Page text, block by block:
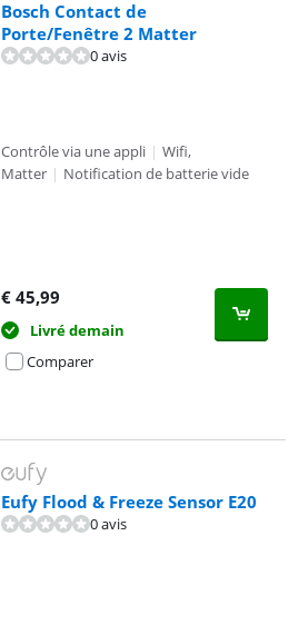
Bosch Contact de
Porte/Fenêtre 2 Matter
0 avis
Contrôle via une appli | Wifi,
Matter | Notification de batterie vide
€ 45,99
Livré demain
Comparer
Eufy Flood & Freeze Sensor E20
0 avis